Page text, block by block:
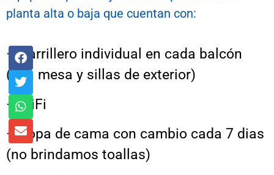
planta alta o baja que cuentan con:
– Parrillero individual en cada balcón
(con mesa y sillas de exterior)
– WiFi
– Ropa de cama con cambio cada 7 dias
(no brindamos toallas)